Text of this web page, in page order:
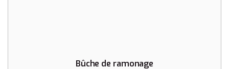
Bûche de ramonage